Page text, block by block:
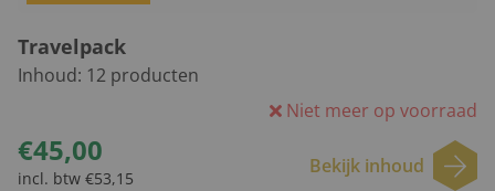
Travelpack
Inhoud: 12 producten
Niet meer op voorraad
€45,00
incl. btw €53,15
Bekijk inhoud